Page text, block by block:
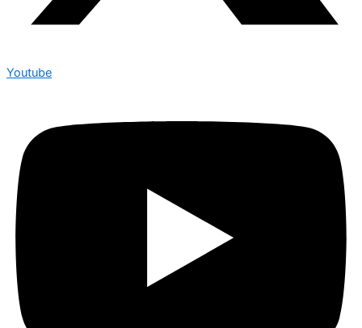
Youtube